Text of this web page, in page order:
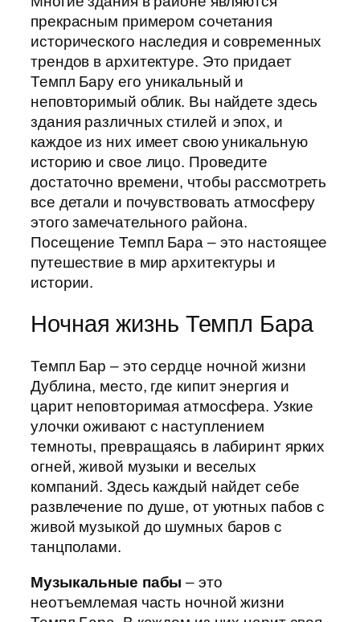
прекрасным примером сочетания
исторического наследия и современных
трендов в архитектуре. Это придает
Темпл Бару его уникальный и
неповторимый облик. Вы найдете здесь
здания различных стилей и эпох, и
каждое из них имеет свою уникальную
историю и свое лицо. Проведите
достаточно времени, чтобы рассмотреть
все детали и почувствовать атмосферу
этого замечательного района.
Посещение Темпл Бара – это настоящее
путешествие в мир архитектуры и
истории.
Ночная жизнь Темпл Бара
Темпл Бар – это сердце ночной жизни
Дублина, место, где кипит энергия и
царит неповторимая атмосфера. Узкие
улочки оживают с наступлением
темноты, превращаясь в лабиринт ярких
огней, живой музыки и веселых
компаний. Здесь каждый найдет себе
развлечение по душе, от уютных пабов с
живой музыкой до шумных баров с
танцполами.
Музыкальные пабы – это
неотъемлемая часть ночной жизни